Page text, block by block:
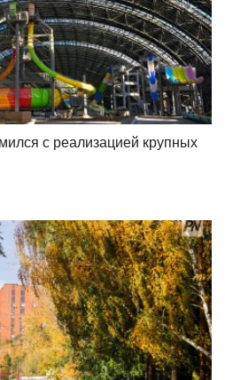
с реализацией крупных